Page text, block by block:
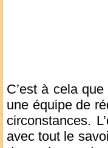
C’est à cela
une équipe de
circonstances.
avec tout le